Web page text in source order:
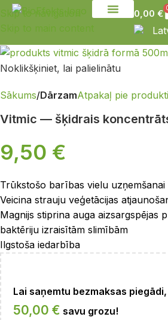
Skip to navigation
Skip to main content
0,00 €
Noklikšķiniet, lai palielinātu
Sākums DārzamAtpakaļ pie
Vitmic — šķidrais
9,50 €
Trūkstošo barības vielu
Veicina strauju veģetācijas
Magnijs stiprina auga aizsargspējas
baktēriju izraisītām slimībām
Ilgstoša iedarbība
Lai saņemtu bezmaksas
50,00 € savu grozu!